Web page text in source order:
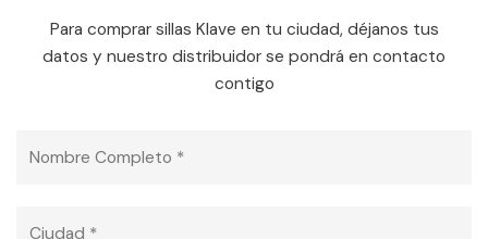
Para comprar sillas Klave en tu ciudad, déjanos tus
datos y nuestro distribuidor se pondrá en contacto
contigo